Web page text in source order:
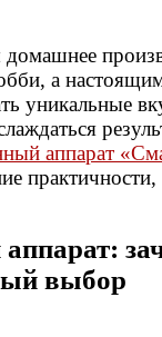
а
уникальные
аппарат
выбор